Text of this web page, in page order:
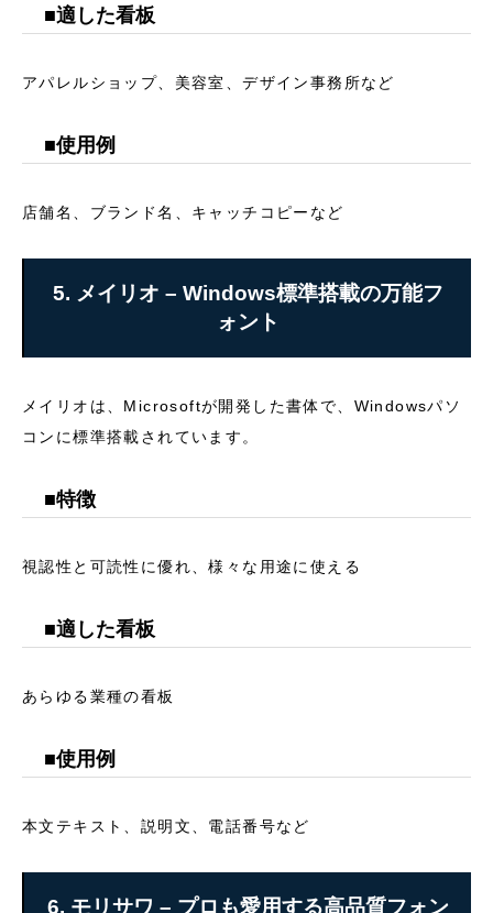
会社概要
■適した看板
アパレルショップ、美容室、デザイン事務所など
■使用例
店舗名、ブランド名、キャッチコピーなど
5. メイリオ – Windows標準搭載の万能フ
ォント
メイリオは、Microsoftが開発した書体で、Windowsパソ
コンに標準搭載されています。
■特徴
視認性と可読性に優れ、様々な用途に使える
■適した看板
あらゆる業種の看板
■使用例
本文テキスト、説明文、電話番号など
6. モリサワ – プロも愛用する高品質フォン